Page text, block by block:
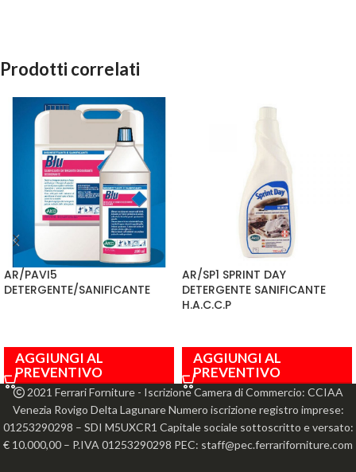
Prodotti correlati
AR/PAVI5
DETERGENTE/SANIFICANTE
AGGIUNGI AL
PREVENTIVO
AR/SP1 SPRINT DAY
DETERGENTE SANIFICANTE
H.A.C.C.P
AGGIUNGI AL
PREVENTIVO
2021 Ferrari Forniture - Iscrizione Camera di Commercio: CCIAA
Venezia Rovigo Delta Lagunare Numero iscrizione registro imprese:
01253290298 – SDI M5UXCR1 Capitale sociale sottoscritto e versato:
€ 10.000,00 – P.IVA 01253290298 PEC: staff@pec.ferrariforniture.com